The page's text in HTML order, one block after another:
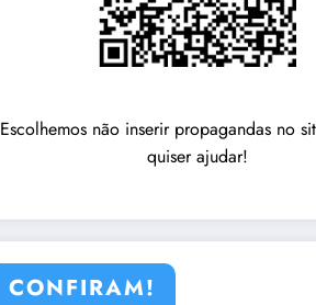
Escolhemos não inserir propagandas no
quiser ajudar!
CONFIRAM!